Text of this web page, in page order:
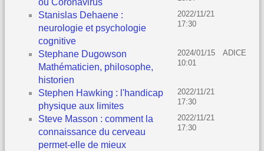
ou Coronavirus
Stanislas Dehaene :
neurologie et psychologie
cognitive
2022/11/21
17:30
Stephane Dugowson
Mathématicien, philosophe,
historien
2024/01/15
10:01
ADICE
Stephen Hawking : l'handicap
physique aux limites
2022/11/21
17:30
Steve Masson : comment la
connaissance du cerveau
permet-elle de mieux
2022/11/21
17:30